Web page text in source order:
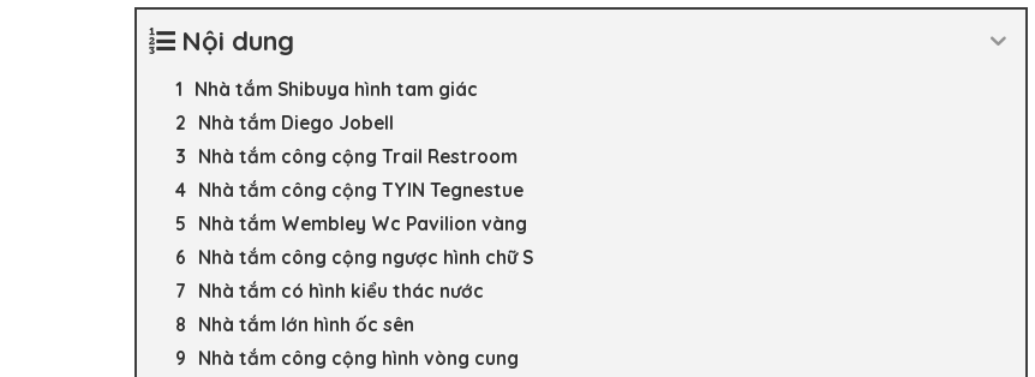
Nội dung
Nhà tắm Shibuya hình tam giác
Nhà tắm Diego Jobell
Nhà tắm công cộng Trail Restroom
Nhà tắm công cộng TYIN Tegnestue
Nhà tắm Wembley Wc Pavilion vàng
Nhà tắm công cộng ngược hình chữ S
Nhà tắm có hình kiểu thác nước
Nhà tắm lớn hình ốc sên
Nhà tắm công cộng hình vòng cung